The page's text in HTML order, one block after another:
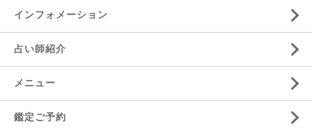
インフォメーション
占い師紹介
メニュー
鑑定ご予約